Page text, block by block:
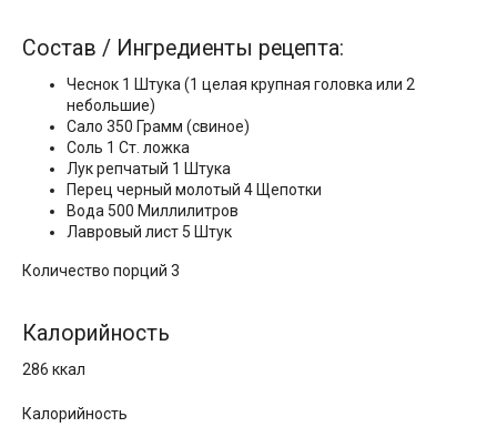
Состав / Ингредиенты рецепта:
Чеснок 1 Штука (1 целая крупная головка или 2
небольшие)
Сало 350 Грамм (свиное)
Соль 1 Ст. ложка
Лук репчатый 1 Штука
Перец черный молотый 4 Щепотки
Вода 500 Миллилитров
Лавровый лист 5 Штук
Количество порций 3
Калорийность
286 ккал
Калорийность